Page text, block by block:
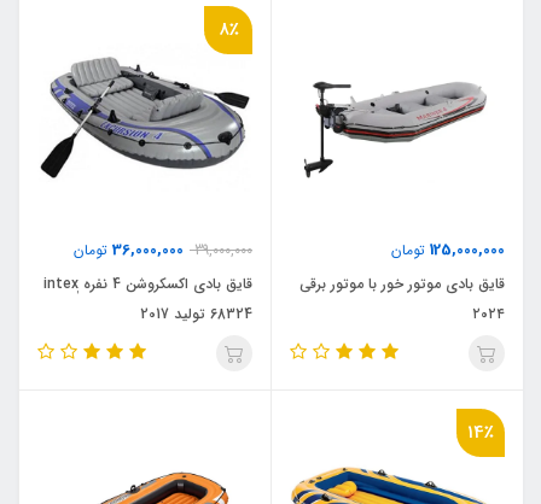
125,000,000 تومان
قایق بادی موتور خور با موتور برقی
۲۰۲۴
8٪
39,000,000
36,000,000 تومان
قایق بادی اکسکروشن 4 نفره ٖintex
68324 تولید 2017
14٪